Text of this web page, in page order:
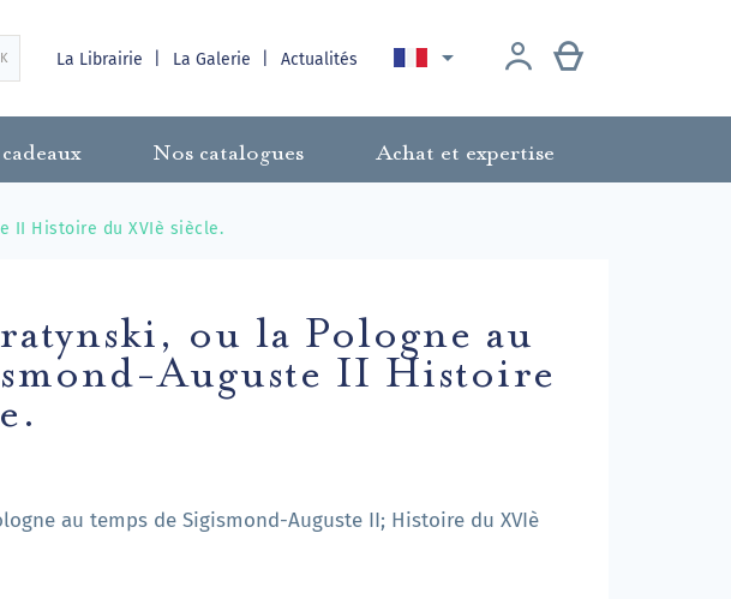
La Librairie La Galerie Actualités 
Nos catalogues Achat et expertise
II Histoire du XVIè siècle.
ou la Pologne au
Auguste II Histoire
au temps de Sigismond-Auguste II; Histoire du XVIè